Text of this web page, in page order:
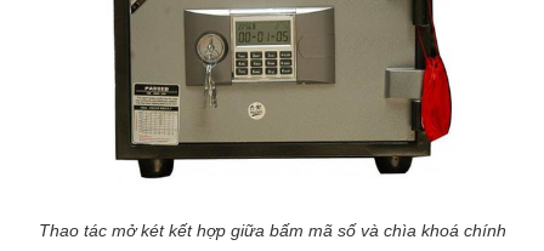
Thao tác mở két kết hợp giữa bấm mã số và chìa khoá chính